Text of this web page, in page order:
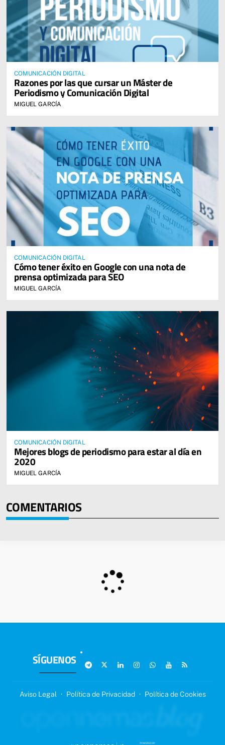
COMUNICACIÓN DIGITAL
Razones por las que cursar un Máster de
Periodismo y Comunicación Digital
MIGUEL GARCÍA
COMUNICACIÓN DIGITAL
Cómo tener éxito en Google con una nota de
prensa optimizada para SEO
MIGUEL GARCÍA
COMUNICACIÓN DIGITAL
Mejores blogs de periodismo para estar al día en
2020
MIGUEL GARCÍA
COMENTARIOS
SÍGUENOS
Aviso Legal · Política de Privacidad · Política de Cookies